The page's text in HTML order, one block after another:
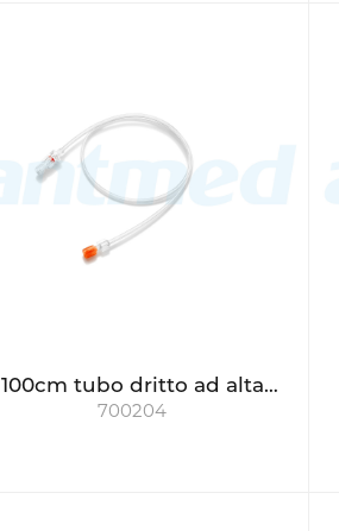
100cm tubo dritto ad alta
pressione
700204